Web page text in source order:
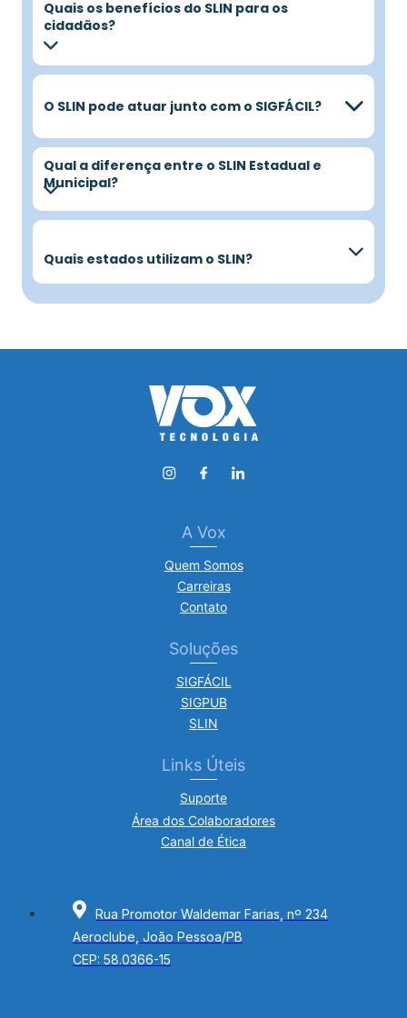
Quais os benefícios do SLIN para os
cidadãos?
O SLIN pode atuar junto com o SIGFÁCIL?
Qual a diferença entre o SLIN Estadual e
Municipal?
Quais estados utilizam o SLIN?
A Vox
Quem Somos
Carreiras
Contato
Soluções
SIGFÁCIL
SIGPUB
SLIN
Links Úteis
Suporte
Área dos Colaboradores
Canal de Ética
Rua Promotor Waldemar Farias, nº 234
Aeroclube, João Pessoa/PB
CEP: 58.0366-15